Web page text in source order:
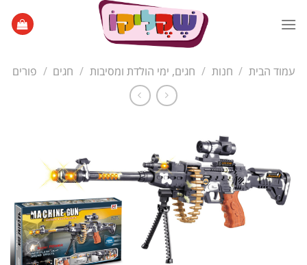
עמוד הבית / חנות / חגים, ימי הולדת ומסיבות / חגים / פורים